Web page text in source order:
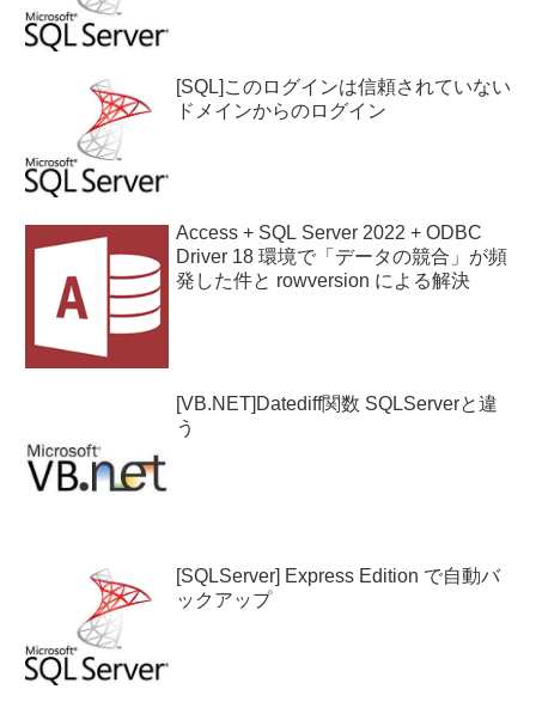
[SQL]このログインは信頼されていない
ドメインからのログイン
Access + SQL Server 2022 + ODBC
Driver 18 環境で「データの競合」が頻
発した件と rowversion による解決
[VB.NET]Datediff関数 SQLServerと違
う
[SQLServer] Express Edition で自動バ
ックアップ